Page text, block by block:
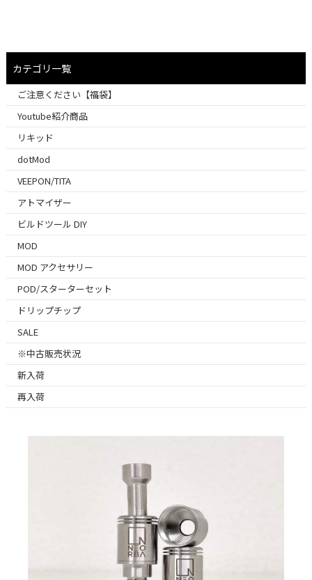
カテゴリ一覧
ご注意ください【福袋】
Youtube紹介商品
リキッド
dotMod
VEEPON/TITA
アトマイザー
ビルドツール DIY
MOD
MOD アクセサリー
POD/スターターセット
ドリップチップ
SALE
※中古販売状況
新入荷
再入荷